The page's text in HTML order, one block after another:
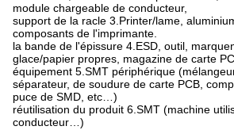
module chargeable de conducteur,
support de la racle 3.Printer/lame,
composants de l'imprimante.
la bande de l'épissure 4.ESD, outil,
glace/papier propres, magazine de carte
équipement 5.SMT périphérique
séparateur, de soudure de carte PCB,
puce de SMD, etc…)
réutilisation du produit 6.SMT (machine
conducteur…)